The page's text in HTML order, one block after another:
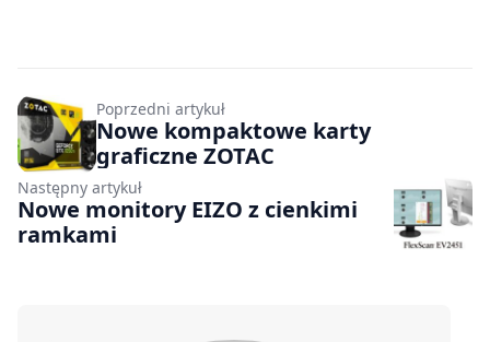
Poprzedni artykuł
Nowe kompaktowe karty
graficzne ZOTAC
Następny artykuł
Nowe monitory EIZO z cienkimi
ramkami